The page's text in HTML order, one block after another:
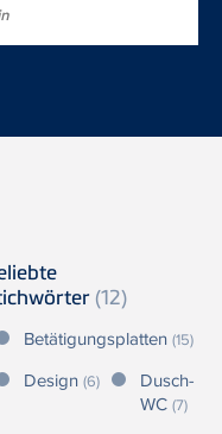
(12)
Betätigungsplatten (15)
Design (6)
Dusch-
WC (7)